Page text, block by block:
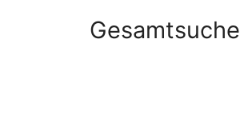
Gesamtsuche